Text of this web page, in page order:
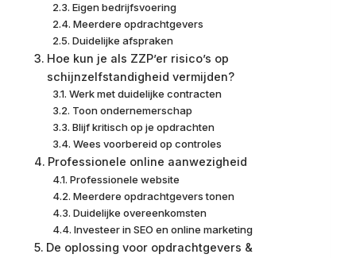
Eigen bedrijfsvoering
Meerdere opdrachtgevers
Duidelijke afspraken
Hoe kun je als ZZP’er risico’s op
schijnzelfstandigheid vermijden?
Werk met duidelijke contracten
Toon ondernemerschap
Blijf kritisch op je opdrachten
Wees voorbereid op controles
Professionele online aanwezigheid
Professionele website
Meerdere opdrachtgevers tonen
Duidelijke overeenkomsten
Investeer in SEO en online marketing
De oplossing voor opdrachtgevers &